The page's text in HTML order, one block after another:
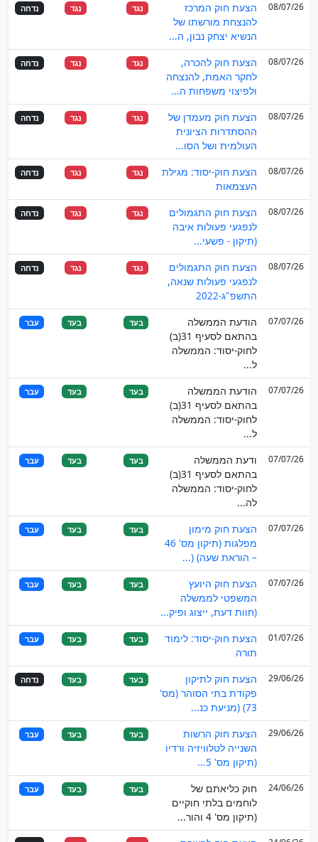
08/07/26
הצעת חוק המרכז
להנצחת מורשתו של
הנשיא יצחק נבון, ה...
נגד נגד נדחה
08/07/26
הצעת חוק להכרה,
לחקר האמת, להנצחה
ולפיצוי משפחות ה...
נגד נגד נדחה
08/07/26
הצעת חוק מעמדן של
ההסתדרות הציונית
העולמית ושל הסו...
נגד נגד נדחה
08/07/26
הצעת חוק-יסוד: מגילת
העצמאות
נגד נגד נדחה
08/07/26
הצעת חוק התגמולים
לנפגעי פעולות איבה
(תיקון - פשעי...
נגד נגד נדחה
08/07/26
הצעת חוק התגמולים
לנפגעי פעולות שנאה,
התשפ"ג-2022
נגד נגד נדחה
07/07/26
הודעת הממשלה
בהתאם לסעיף 31(ב)
לחוק-יסוד: הממשלה
ל...
בעד בעד עבר
07/07/26
הודעת הממשלה
בהתאם לסעיף 31(ב)
לחוק-יסוד: הממשלה
ל...
בעד בעד עבר
07/07/26
ודעת הממשלה
בהתאם לסעיף 31(ב)
לחוק-יסוד: הממשלה
לה...
בעד בעד עבר
07/07/26
הצעת חוק מימון
מפלגות (תיקון מס' 46
– הוראת שעה) (...
בעד בעד עבר
07/07/26
הצעת חוק היועץ
המשפטי לממשלה
(חוות דעת, ייצוג ופיק...
בעד בעד עבר
01/07/26
הצעת חוק-יסוד: לימוד
תורה
בעד בעד עבר
29/06/26
הצעת חוק לתיקון
פקודת בתי הסוהר (מס'
73) (מניעת כנ...
בעד בעד נדחה
29/06/26
הצעת חוק הרשות
השנייה לטלוויזיה ורדיו
(תיקון מס' 5...
בעד בעד עבר
24/06/26
חוק כליאתם של
לוחמים בלתי חוקיים
(תיקון מס' 4 והור...
בעד בעד עבר